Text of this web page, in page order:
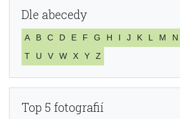
Dle abecedy
A B C D E F G H I J K L M N
T
U V W X Y Z
Top 5 fotografií